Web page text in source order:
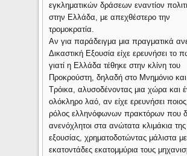
εγκληματικών δράσεων εναντίον
στην Ελλάδα, με απεχθέστερο την
τρομοκρατία.
Αν για παράδειγμα μια πραγματικά
Δικαστική Εξουσία είχε ερευνήσει το
γιατί η Ελλάδα τέθηκε στην κλίνη του
Προκρούστη, δηλαδή στο Μνημόνιο και
Τρόικα, αλυσοδένοντας μια χώρα και
ολόκληρο λαό, αν είχε ερευνήσει
ρόλος ελληνόφωνων πρακτόρων που
ανενόχλητοι στα ανώτατα κλιμάκια της
εξουσίας, χρηματοδοτώντας μάλιστα με
εκατοντάδες εκατομμύρια τους